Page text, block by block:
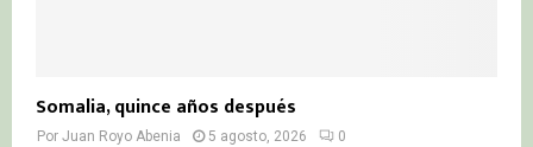
Somalia, quince años después
Por Juan Royo Abenia 5 agosto, 2026 0